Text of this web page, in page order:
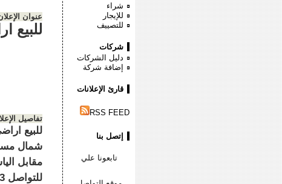
عنوان
للبيع
تفاصيل
للبيع
للتواصل 00971562135283
شراء
للإيجار
للتصييف
شركات
دليل الشركات
إضافة شركة
قارئ الإعلانات
RSS FEED
إتصل بنا
تابعونا علي